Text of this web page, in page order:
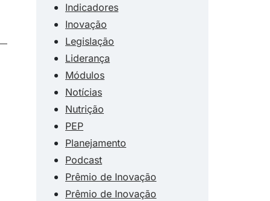
Indicadores
Inovação
Legislação
Liderança
Módulos
Notícias
Nutrição
PEP
Planejamento
Podcast
Prêmio de Inovação
Prêmio de Inovação